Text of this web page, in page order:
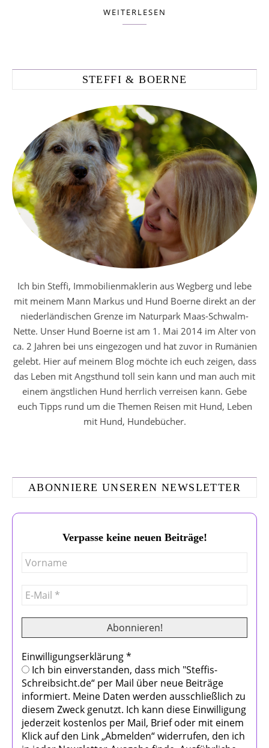
WEITERLESEN
STEFFI & BOERNE
Ich bin Steffi, Immobilienmaklerin aus Wegberg und lebe
mit meinem Mann Markus und Hund Boerne direkt an der
niederländischen Grenze im Naturpark Maas-Schwalm-
Nette. Unser Hund Boerne ist am 1. Mai 2014 im Alter von
ca. 2 Jahren bei uns eingezogen und hat zuvor in Rumänien
gelebt. Hier auf meinem Blog möchte ich euch zeigen, dass
das Leben mit Angsthund toll sein kann und man auch mit
einem ängstlichen Hund herrlich verreisen kann. Gebe
euch Tipps rund um die Themen Reisen mit Hund, Leben
mit Hund, Hundebücher.
ABONNIERE UNSEREN NEWSLETTER
Verpasse keine neuen Beiträge!
Einwilligungserklärung*
Ich bin einverstanden, dass mich "Steffis-
Schreibsicht.de“ per Mail über neue Beiträge
informiert. Meine Daten werden ausschließlich zu
diesem Zweck genutzt. Ich kann diese Einwilligung
jederzeit kostenlos per Mail, Brief oder mit einem
Klick auf den Link „Abmelden“ widerrufen, den ich